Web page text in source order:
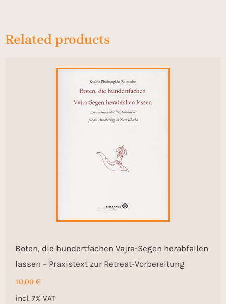
Related products
Boten, die hundertfachen Vajra-Segen herabfallen
lassen – Praxistext zur Retreat-Vorbereitung
10,00€
incl. 7% VAT